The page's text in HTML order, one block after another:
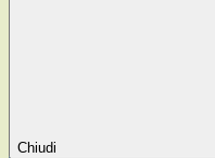
Chiudi